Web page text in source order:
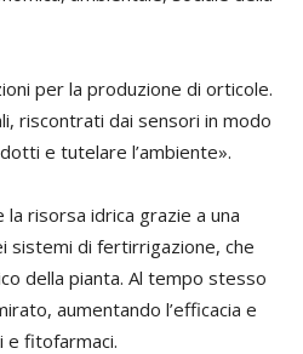
per la produzione di orticole.
riscontrati dai sensori in modo
e tutelare l’ambiente».
risorsa idrica grazie a una
sistemi di fertirrigazione, che
della pianta. Al tempo stesso
aumentando l’efficacia e
e fitofarmaci.